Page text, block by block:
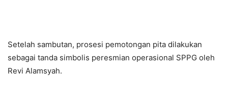
Setelah sambutan, prosesi pemotongan pita dilakukan
sebagai tanda simbolis peresmian operasional SPPG oleh
Revi Alamsyah.